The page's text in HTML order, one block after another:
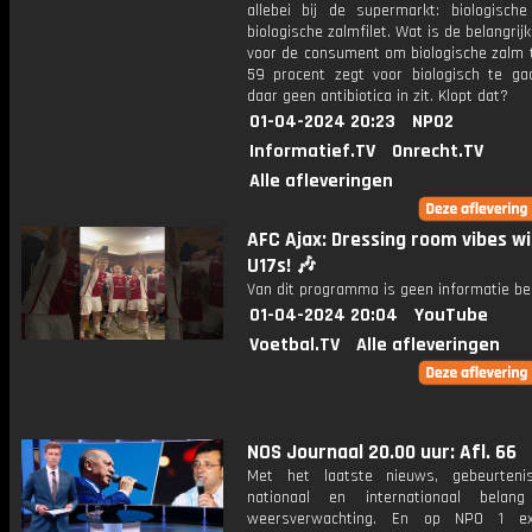
allebei bij de supermarkt:
biologische zalmfilet. Wat is de
voor de consument om biologische zalm
59 procent zegt voor biologisch te
daar geen antibiotica in zit. Klopt dat?
01-04-2024 20:23
NPO2
Informatief.TV
Onrecht.TV
Alle afleveringen
AFC Ajax: Dressing room vibes
U17s! 🎶
Van dit programma is geen informatie
01-04-2024 20:04
YouTube
Voetbal.TV
Alle afleveringen
NOS Journaal 20.00 uur: Afl. 66
Met het laatste nieuws,
nationaal en internationaal
weersverwachting. En op NPO 1